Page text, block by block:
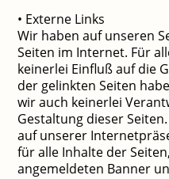
• Externe Links
Wir haben auf unseren
Seiten im Internet. Für
keinerlei Einfluß auf die
der gelinkten Seiten
wir auch keinerlei
Gestaltung dieser
auf unserer
für alle Inhalte der
angemeldeten Banner